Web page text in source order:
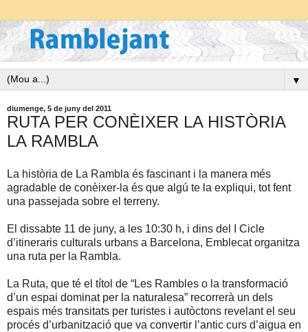
▼
diumenge, 5 de juny del 2011
RUTA PER CONÈIXER LA HISTÒRIA
LA RAMBLA
La història de La Rambla és fascinant i la manera més
agradable de conèixer-la és que algú te la expliqui, tot fent
una passejada sobre el terreny.
El dissabte 11 de juny, a les 10:30 h, i dins del I Cicle
d’itineraris culturals urbans a Barcelona, Emblecat organitza
una ruta per la Rambla.
La Ruta, que té el títol de “Les Rambles o la transformació
d’un espai dominat per la naturalesa” recorrerà un dels
espais més transitats per turistes i autòctons revelant el seu
procés d’urbanització que va convertir l’antic curs d’aigua en